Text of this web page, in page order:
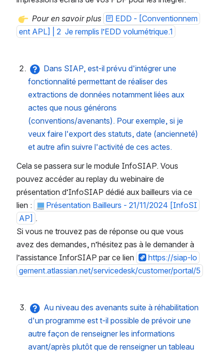
Pour en savoir plus
EDD - [Conventionnem
ent APL] | 2  Je remplis l’EDD volumétrique.1
Dans SIAP, est-il prévu d'intégrer une
fonctionnalité permettant de réaliser des
extractions de données notamment liées aux
actes que nous générons
(conventions/avenants). Pour exemple, si je
veux faire l'export des statuts, date (ancienneté)
et autre afin suivre l'activité de ces actes.
Cela se passera sur le module InfoSIAP. Vous
pouvez accéder au replay du webinaire de
présentation d’InfoSIAP dédié aux bailleurs via ce
lien :
Présentation Bailleurs - 21/11/2024 [InfoSI
AP] .
Si vous ne trouvez pas de réponse ou que vous
avez des demandes, n’hésitez pas à le demander à
l’assistance InforSIAP par ce lien
https://siap-lo
gement.atlassian.net/servicedesk/customer/portal/5
Au niveau des avenants suite à réhabilitation
d'un programme est t-il possible de prévoir une
autre façon de renseigner les informations
avant/après plutôt que de renseigner un tableau